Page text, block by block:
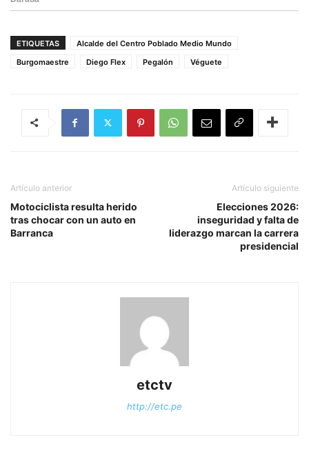
ETIQUETAS
Alcalde del Centro Poblado Medio Mundo
Burgomaestre
Diego Flex Pegalón Véguete
Artículo anterior
Motociclista resulta herido
tras chocar con un auto en
Barranca
Artículo siguiente
Elecciones 2026:
inseguridad y falta de
liderazgo marcan la carrera
presidencial
etctv
http://etc.pe